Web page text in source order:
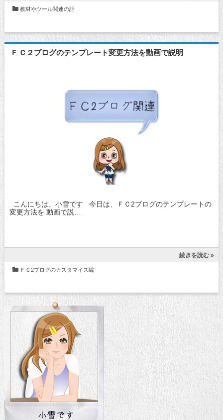
教材やツール関連の話
ＦＣ２ブログのテンプレート変更方法を動画で説明
こんにちは、小雪です 今日は、ＦＣ2ブログのテンプレートの
変更方法を 動画で説…
続きを読む »
ＦＣ2ブログのカスタマイズ編